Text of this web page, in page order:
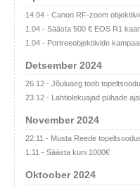
14.04 - Canon RF-zoom
1.04 - Säästa 500 € EOS R1
1.04 - Portreeobjektiivide
Detsember 2024
26.12 - Jõuluaeg toob
23.12 - Lahtiolekuajad pühade ajal
November 2024
22.11 - Musta Reede
1.11 - Säästa kuni 1000€
Oktoober 2024